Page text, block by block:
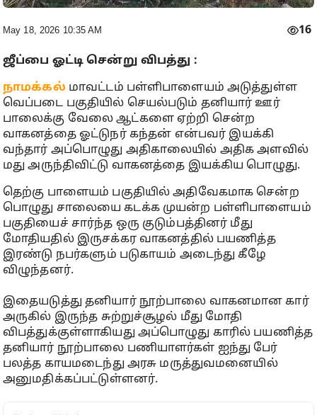
May 18, 2026 10:35 AM 16
ஜீப்பை ஓட்டி சென்று விபத்து :
நாமக்கல் மாவட்டம் பள்ளிபாளையம் அடுத்துள்ள
வெப்படை பகுதியில் செயல்படும் தனியார் ஊர்
பாலைக்கு வேலை ஆட்களை ஏற்றி சென்ற
வாகனத்தை ஓட்டுநர் கந்தன் என்பவர் இயக்கி
வந்தார் அப்பொழுது அதிகாலையில் அதிக அளவில்
மது அருந்திவிட்டு வாகனத்தை இயக்கிய பொழுது.
தெற்கு பாளையம் பகுதியில் அதிவேகமாக சென்ற
பொழுது சாலையை கடக்க முயன்ற பள்ளிபாளையம்
பகுதியைச் சார்ந்த ஒரு குடும்பத்தினர் மீது
மோதியதில் இருசக்கர வாகனத்தில் பயணித்த
இரண்டு நபர்களும் படுகாயம் அடைந்து கீழே
விழுந்தனர்.
இதையடுத்து தனியார் நூற்பாலை வாகனமான கார்
அருகில் இருந்த சுற்றுச்சூழல் மீது மோதி
விபத்துக்குள்ளாகியது அப்பொழுது காரில் பயணித்த
தனியார் நூற்பாலை பணியாளர்கள் ஐந்து பேர்
பலத்த காயமடைந்து அரசு மருத்துவமனையில்
அனுமதிக்கப்பட்டுள்ளனர்.